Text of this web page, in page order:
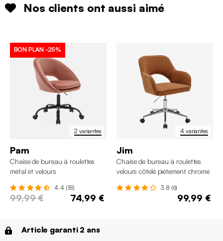
Nos clients ont aussi aimé
2 variantes
BON PLAN -25%
Pam
Chaise de bureau à roulettes
métal et velours
4.4 (18)
99,99 € 74,99 €
4 variantes
Jim
Chaise de bureau à roulettes
velours côtelé piétement chromé
3.8 (6)
99,99 €
Article garanti 2 ans